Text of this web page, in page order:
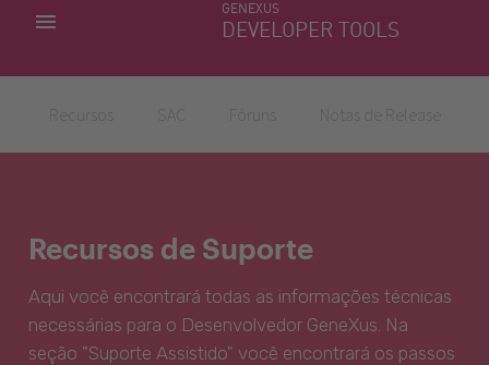
GENEXUS
DEVELOPER TOOLS
MINHAS APLICACÕES
Recursos de Suporte
Aqui você encontrará todas as informações técnicas
necessárias para o Desenvolvedor GeneXus. Na
seção "Suporte Assistido" você encontrará os passos